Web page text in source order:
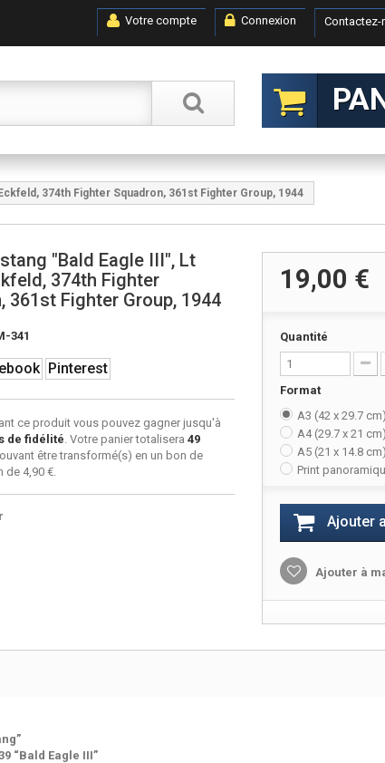
Contactez-
Connexion
Votre compte
374th Fighter Squadron, 361st Fighter Group, 1944
"Bald Eagle III", Lt
374th Fighter
361st Fighter Group, 1944
341
Pinterest
ce produit vous pouvez gagner jusqu'à
de fidélité. Votre panier totalisera 49
être transformé(s) en un bon de
de 4,90 €.
19,00 €
Quantité
Format
A3 (42 x 29.7 cm)
A4 (29.7 x 21 cm)
A5 (21 x 14.8 cm)
Print
Ajouter
Ajouter à
”
“Bald Eagle III”